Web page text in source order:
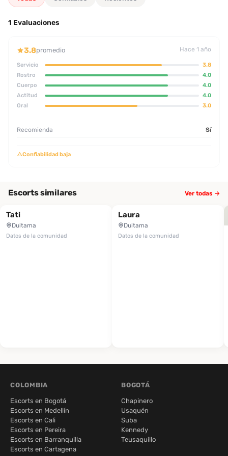
1 Evaluaciones
3.8promedio Hace 1 año
Servicio
3.8
Rostro
4.0
Cuerpo
4.0
Actitud
4.0
Oral
3.0
Recomienda Sí
△Confiabilidad baja
Escorts similares Ver todas →
Tati
Duitama
Datos de la comunidad
Laura
Duitama
Datos de la comunidad
COLOMBIA
Escorts en Bogotá
Escorts en Medellín
Escorts en Cali
Escorts en Pereira
Escorts en Barranquilla
Escorts en Cartagena
BOGOTÁ
Chapinero
Usaquén
Suba
Kennedy
Teusaquillo